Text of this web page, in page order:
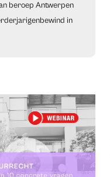
beroep Antwerpen
in